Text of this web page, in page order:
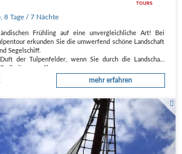
,8 Tage / 7 Nächte
Frühling auf eine unvergleichliche Art! Bei
erkunden Sie die umwerfend schöne Landschaft
Segelschiff.
der Tulpenfelder, wenn Sie durch die Landschaft
mehr erfahren